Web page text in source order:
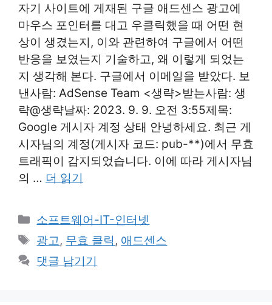
자기 사이트에 게재된 구글 애드센스 광고에
마우스 포인터를 대고 우클릭했을 때 어떤 현
상이 생겼는지, 이와 관련하여 구글에서 어떤
반응을 보였는지 기술하고, 왜 이렇게 되었는
지 생각해 본다. 구글에서 이메일을 받았다. 보
낸사람: AdSense Team <생략>받는사람: 생
략@생략날짜: 2023. 9. 9. 오전 3:55제목:
Google 게시자 계정 상태 안녕하세요. 최근 게
시자님의 계정(게시자 코드: pub-**)에서 무효
트래픽이 감지되었습니다. 이에 따라 게시자님
의 … 더 읽기
카
테
고
리
소프트웨어-IT-인터넷
태
그
광고 , 무효 클릭 , 애드센스
댓글 남기기